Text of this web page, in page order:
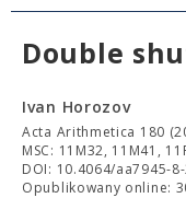
Double
Ivan Horozov
Acta Arithmetica 180
MSC: 11M32, 11M41,
DOI: 10.4064/aa7945-
Opublikowany online: